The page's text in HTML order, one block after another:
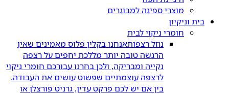
מוצרי ספיגה למבוגרים
בית וניקיון
חומרי ניקוי לבית
נוזל רצפותאנחנו בקלין פלוס מאמינים שאין
הרגשה טובה יותר מללכת יחפים על רצפה
נקייה ומבריקה, ולכן בחרנו עבורכם חומרי ניקוי
לרצפה עוצמתיים שפשוט עושים את העבודה.
בין אם יש לכם פרקט עדין, גרניט פורצלן או